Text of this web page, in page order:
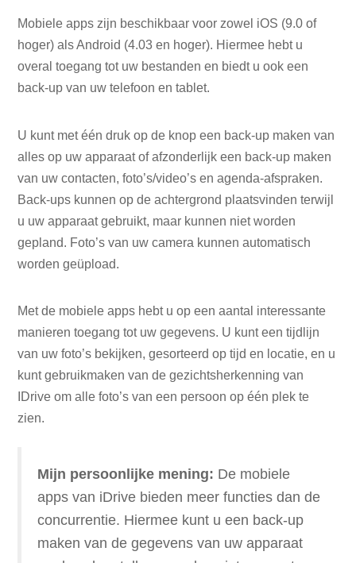
Mobiele apps zijn beschikbaar voor zowel iOS (9.0 of
hoger) als Android (4.03 en hoger). Hiermee hebt u
overal toegang tot uw bestanden en biedt u ook een
back-up van uw telefoon en tablet.
U kunt met één druk op de knop een back-up maken van
alles op uw apparaat of afzonderlijk een back-up maken
van uw contacten, foto’s/video’s en agenda-afspraken.
Back-ups kunnen op de achtergrond plaatsvinden terwijl
u uw apparaat gebruikt, maar kunnen niet worden
gepland. Foto’s van uw camera kunnen automatisch
worden geüpload.
Met de mobiele apps hebt u op een aantal interessante
manieren toegang tot uw gegevens. U kunt een tijdlijn
van uw foto’s bekijken, gesorteerd op tijd en locatie, en u
kunt gebruikmaken van de gezichtsherkenning van
IDrive om alle foto’s van een persoon op één plek te
zien.
Mijn persoonlijke mening: De mobiele
apps van iDrive bieden meer functies dan de
concurrentie. Hiermee kunt u een back-up
maken van de gegevens van uw apparaat